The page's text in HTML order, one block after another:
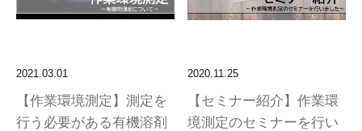
2021.03.01
【作業環境測定】測定を
行う必要がある有機溶剤
2020.11.25
【セミナー紹介】作業環
境測定のセミナーを行い